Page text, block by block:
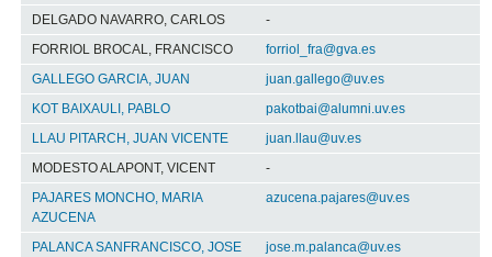
DELGADO NAVARRO, CARLOS
-
FORRIOL BROCAL, FRANCISCO
forriol_fra@gva.es
GALLEGO GARCIA, JUAN
juan.gallego@uv.es
KOT BAIXAULI, PABLO
pakotbai@alumni.uv.es
LLAU PITARCH, JUAN VICENTE
juan.llau@uv.es
MODESTO ALAPONT, VICENT
-
PAJARES MONCHO, MARIA
AZUCENA
azucena.pajares@uv.es
PALANCA SANFRANCISCO, JOSE
jose.m.palanca@uv.es